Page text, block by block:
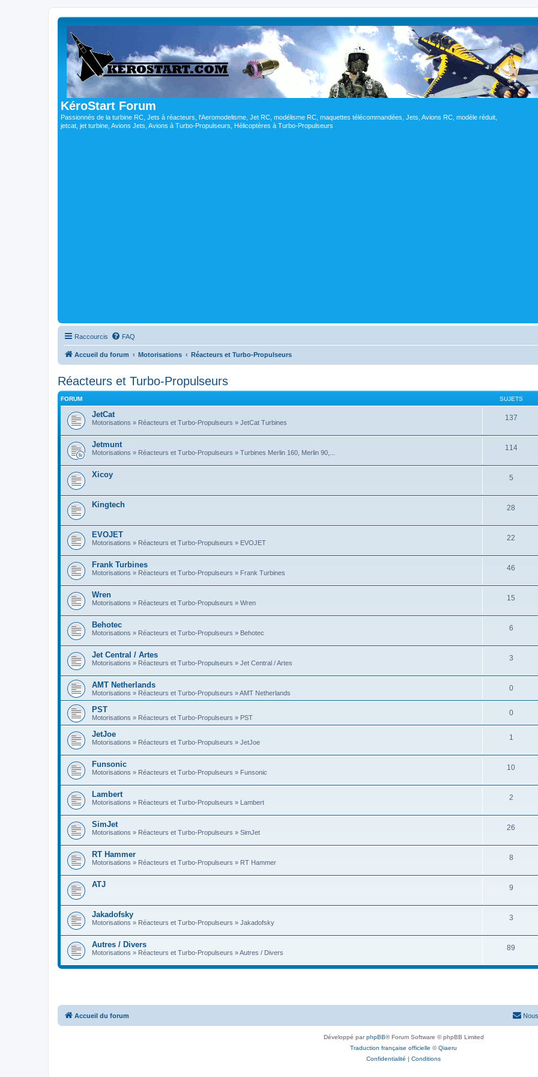
KéroStart Forum
Passionnés de la turbine RC, Jets à réacteurs, l'Aeromodelisme, Jet RC, modélisme RC, maquettes télécommandées, Jets, Avions RC, modèle réduit,
jetcat, jet turbine, Avions Jets, Avions à Turbo-Propulseurs, Hélicoptères à Turbo-Propulseurs
Raccourcis FAQ
Accueil du forum Motorisations Réacteurs et Turbo-Propulseurs
Réacteurs et Turbo-Propulseurs
FORUM SUJETS
JetCat
Motorisations » Réacteurs et Turbo-Propulseurs » JetCat Turbines
137
Jetmunt
Motorisations » Réacteurs et Turbo-Propulseurs » Turbines Merlin 160, Merlin 90,...
114
Xicoy 5
Kingtech 28
EVOJET
Motorisations » Réacteurs et Turbo-Propulseurs » EVOJET
22
Frank Turbines
Motorisations » Réacteurs et Turbo-Propulseurs » Frank Turbines
46
Wren
Motorisations » Réacteurs et Turbo-Propulseurs » Wren
15
Behotec
Motorisations » Réacteurs et Turbo-Propulseurs » Behotec
6
Jet Central / Artes
Motorisations » Réacteurs et Turbo-Propulseurs » Jet Central / Artes
3
AMT Netherlands
Motorisations » Réacteurs et Turbo-Propulseurs » AMT Netherlands
0
PST
Motorisations » Réacteurs et Turbo-Propulseurs » PST
0
JetJoe
Motorisations » Réacteurs et Turbo-Propulseurs » JetJoe
1
Funsonic
Motorisations » Réacteurs et Turbo-Propulseurs » Funsonic
10
Lambert
Motorisations » Réacteurs et Turbo-Propulseurs » Lambert
2
SimJet
Motorisations » Réacteurs et Turbo-Propulseurs » SimJet
26
RT Hammer
Motorisations » Réacteurs et Turbo-Propulseurs » RT Hammer
8
ATJ 9
Jakadofsky
Motorisations » Réacteurs et Turbo-Propulseurs » Jakadofsky
3
Autres / Divers
Motorisations » Réacteurs et Turbo-Propulseurs » Autres / Divers
89
Accueil du forum
Développé parphpBB® Forum Software © phpBB Limited
Traduction française officielle ©Qiaeru
Confidentialité | Conditions